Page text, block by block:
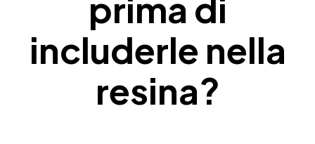
includerle nella
resina?